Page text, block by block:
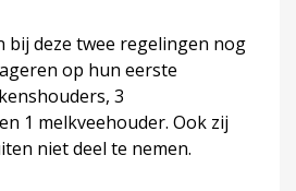
bij deze twee regelingen nog
op hun eerste
3
1 melkveehouder. Ook zij
niet deel te nemen.